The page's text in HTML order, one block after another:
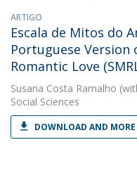
ARTIGO
Escala de Mitos do
Portuguese
Romantic Love
Susana Costa Ramalho
Social Sciences
DOWNLOAD AND